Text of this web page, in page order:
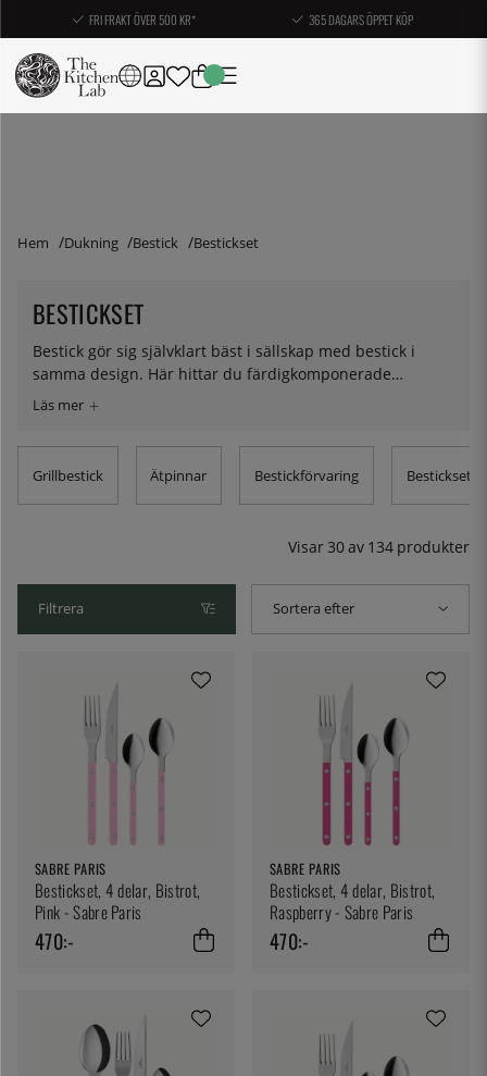
FRI FRAKT ÖVER 500 KR* 365 DAGARS ÖPPET KÖP
Hem Dukning Bestick Bestickset
BESTICKSET
Bestick gör sig självklart bäst i sällskap med bestick i
samma design. Här hittar du färdigkomponerade
bestickset med varierande antal delar från välkända
Grillbestick Ätpinnar Bestickförvaring Bestickset
Visar 30av 134 produkter
Filtrera Sortera efter
SABRE PARIS
Bestickset, 4 delar, Bistrot,
Pink - Sabre Paris
470:-
SABRE PARIS
Bestickset, 4 delar, Bistrot,
Raspberry - Sabre Paris
470:-